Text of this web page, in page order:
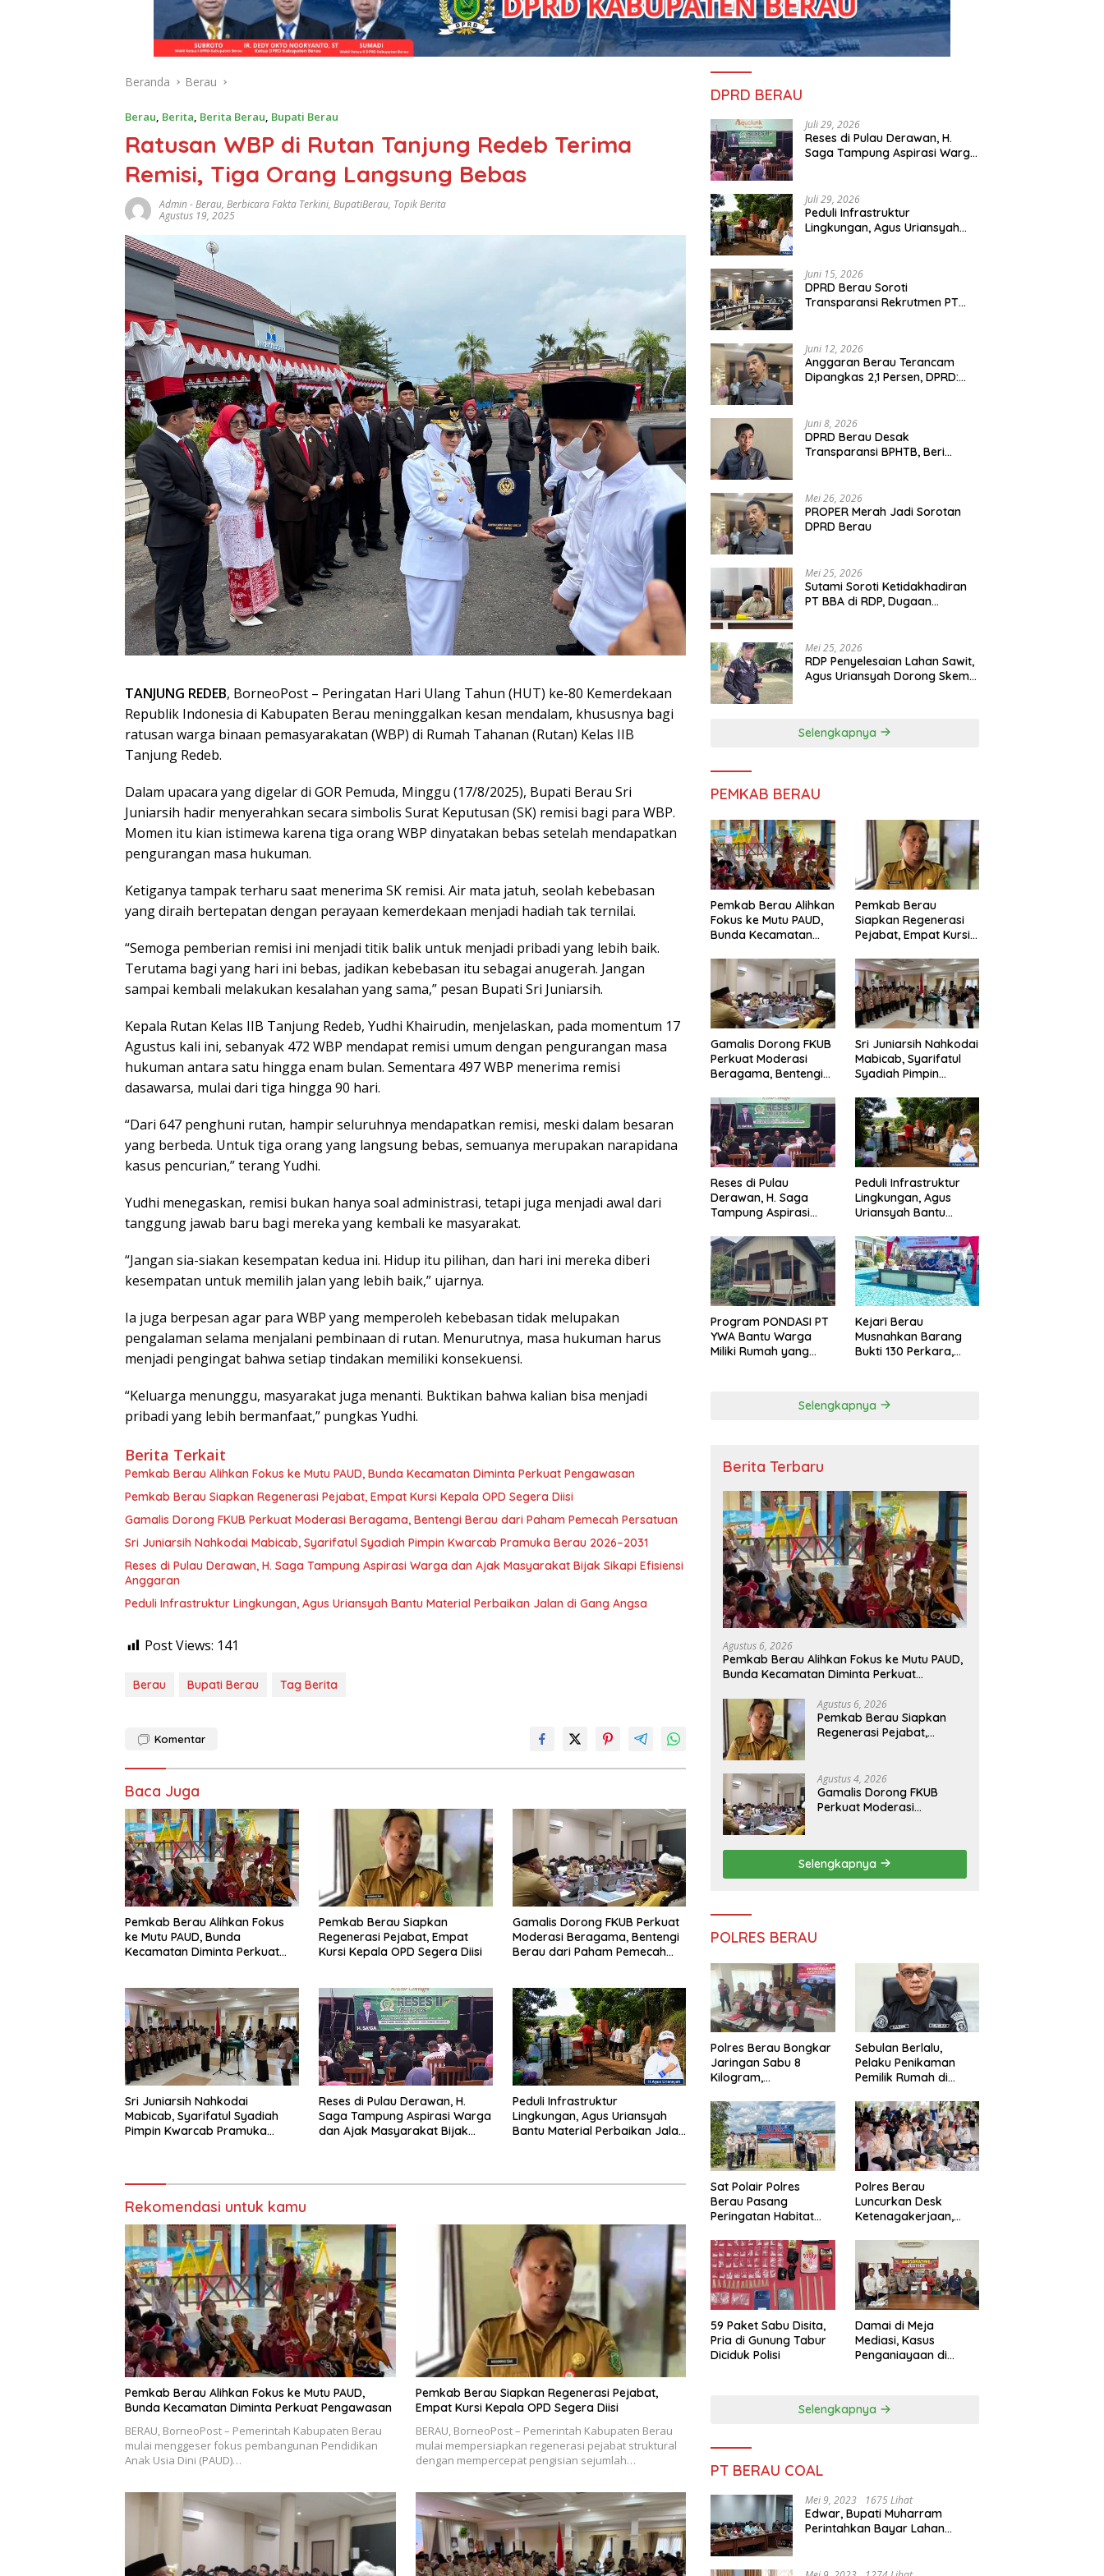
Beranda Berau
Berau, Berita, Berita Berau, Bupati Berau
Ratusan WBP di Rutan Tanjung Redeb Terima
Remisi, Tiga Orang Langsung Bebas
Admin-Berau, Berbicara Fakta Terkini, BupatiBerau, Topik Berita
Agustus 19, 2025
TANJUNG REDEB, BorneoPost – Peringatan Hari Ulang Tahun (HUT) ke-80 Kemerdekaan
Republik Indonesia di Kabupaten Berau meninggalkan kesan mendalam, khususnya bagi
ratusan warga binaan pemasyarakatan (WBP) di Rumah Tahanan (Rutan) Kelas IIB
Tanjung Redeb.
Dalam upacara yang digelar di GOR Pemuda, Minggu (17/8/2025), Bupati Berau Sri
Juniarsih hadir menyerahkan secara simbolis Surat Keputusan (SK) remisi bagi para WBP.
Momen itu kian istimewa karena tiga orang WBP dinyatakan bebas setelah mendapatkan
pengurangan masa hukuman.
Ketiganya tampak terharu saat menerima SK remisi. Air mata jatuh, seolah kebebasan
yang diraih bertepatan dengan perayaan kemerdekaan menjadi hadiah tak ternilai.
“Semoga pemberian remisi ini menjadi titik balik untuk menjadi pribadi yang lebih baik.
Terutama bagi yang hari ini bebas, jadikan kebebasan itu sebagai anugerah. Jangan
sampai kembali melakukan kesalahan yang sama,” pesan Bupati Sri Juniarsih.
Kepala Rutan Kelas IIB Tanjung Redeb, Yudhi Khairudin, menjelaskan, pada momentum 17
Agustus kali ini, sebanyak 472 WBP mendapat remisi umum dengan pengurangan masa
hukuman antara satu hingga enam bulan. Sementara 497 WBP menerima remisi
dasawarsa, mulai dari tiga hingga 90 hari.
“Dari 647 penghuni rutan, hampir seluruhnya mendapatkan remisi, meski dalam besaran
yang berbeda. Untuk tiga orang yang langsung bebas, semuanya merupakan narapidana
kasus pencurian,” terang Yudhi.
Yudhi menegaskan, remisi bukan hanya soal administrasi, tetapi juga menjadi awal dari
tanggung jawab baru bagi mereka yang kembali ke masyarakat.
“Jangan sia-siakan kesempatan kedua ini. Hidup itu pilihan, dan hari ini mereka diberi
kesempatan untuk memilih jalan yang lebih baik,” ujarnya.
Ia juga berpesan agar para WBP yang memperoleh kebebasan tidak melupakan
pengalaman selama menjalani pembinaan di rutan. Menurutnya, masa hukuman harus
menjadi pengingat bahwa setiap tindakan memiliki konsekuensi.
“Keluarga menunggu, masyarakat juga menanti. Buktikan bahwa kalian bisa menjadi
pribadi yang lebih bermanfaat,” pungkas Yudhi.
Berita Terkait
Pemkab Berau Alihkan Fokus ke Mutu PAUD, Bunda Kecamatan Diminta Perkuat Pengawasan
Pemkab Berau Siapkan Regenerasi Pejabat, Empat Kursi Kepala OPD Segera Diisi
Gamalis Dorong FKUB Perkuat Moderasi Beragama, Bentengi Berau dari Paham Pemecah Persatuan
Sri Juniarsih Nahkodai Mabicab, Syarifatul Syadiah Pimpin Kwarcab Pramuka Berau 2026–2031
Reses di Pulau Derawan, H. Saga Tampung Aspirasi Warga dan Ajak Masyarakat Bijak Sikapi Efisiensi
Anggaran
Peduli Infrastruktur Lingkungan, Agus Uriansyah Bantu Material Perbaikan Jalan di Gang Angsa
Post Views: 141
Berau Bupati Berau Tag Berita
Komentar
Baca Juga
Pemkab Berau Alihkan Fokus
ke Mutu PAUD, Bunda
Kecamatan Diminta Perkuat
Pemkab Berau Siapkan
Regenerasi Pejabat, Empat
Kursi Kepala OPD Segera Diisi
Gamalis Dorong FKUB Perkuat
Moderasi Beragama, Bentengi
Berau dari Paham Pemecah
Sri Juniarsih Nahkodai
Mabicab, Syarifatul Syadiah
Pimpin Kwarcab Pramuka
Reses di Pulau Derawan, H.
Saga Tampung Aspirasi Warga
dan Ajak Masyarakat Bijak
Peduli Infrastruktur
Lingkungan, Agus Uriansyah
Bantu Material Perbaikan Jalan
Rekomendasi untuk kamu
Pemkab Berau Alihkan Fokus ke Mutu PAUD,
Bunda Kecamatan Diminta Perkuat Pengawasan
BERAU, BorneoPost – Pemerintah Kabupaten Berau
mulai menggeser fokus pembangunan Pendidikan
Anak Usia Dini (PAUD)…
Pemkab Berau Siapkan Regenerasi Pejabat,
Empat Kursi Kepala OPD Segera Diisi
BERAU, BorneoPost – Pemerintah Kabupaten Berau
mulai mempersiapkan regenerasi pejabat struktural
dengan mempercepat pengisian sejumlah…
DPRD BERAU
Juli 29, 2026
Reses di Pulau Derawan, H.
Saga Tampung Aspirasi Warga
Juli 29, 2026
Peduli Infrastruktur
Lingkungan, Agus Uriansyah
Juni 15, 2026
DPRD Berau Soroti
Transparansi Rekrutmen PT
Juni 12, 2026
Anggaran Berau Terancam
Dipangkas 2,1 Persen, DPRD:
Juni 8, 2026
DPRD Berau Desak
Transparansi BPHTB, Beri
Mei 26, 2026
PROPER Merah Jadi Sorotan
DPRD Berau
Mei 25, 2026
Sutami Soroti Ketidakhadiran
PT BBA di RDP, Dugaan
Mei 25, 2026
RDP Penyelesaian Lahan Sawit,
Agus Uriansyah Dorong Skema
Selengkapnya
PEMKAB BERAU
Pemkab Berau Alihkan
Fokus ke Mutu PAUD,
Bunda Kecamatan
Pengawasan
Pemkab Berau
Siapkan Regenerasi
Pejabat, Empat Kursi
Diisi
Gamalis Dorong FKUB
Perkuat Moderasi
Beragama, Bentengi
Pemecah Persatuan
Sri Juniarsih Nahkodai
Mabicab, Syarifatul
Syadiah Pimpin
Berau 2026–2031
Reses di Pulau
Derawan, H. Saga
Tampung Aspirasi
Masyarakat Bijak
Sikapi Efisiensi
Anggaran
Peduli Infrastruktur
Lingkungan, Agus
Uriansyah Bantu
Jalan di Gang Angsa
Program PONDASI PT
YWA Bantu Warga
Miliki Rumah yang
Kejari Berau
Musnahkan Barang
Bukti 130 Perkara,
Selengkapnya
Berita Terbaru
Agustus 6, 2026
Pemkab Berau Alihkan Fokus ke Mutu PAUD,
Bunda Kecamatan Diminta Perkuat
Agustus 6, 2026
Pemkab Berau Siapkan
Regenerasi Pejabat,
Agustus 4, 2026
Gamalis Dorong FKUB
Perkuat Moderasi
Persatuan
Selengkapnya
POLRES BERAU
Polres Berau Bongkar
Jaringan Sabu 8
Kilogram,
dari Dalam Lapas
Tarakan
Sebulan Berlalu,
Pelaku Penikaman
Pemilik Rumah di
Diburu Polisi
Sat Polair Polres
Berau Pasang
Peringatan Habitat
Polres Berau
Luncurkan Desk
Ketenagakerjaan,
Didorong Tuntas
Lewat Mediasi
59 Paket Sabu Disita,
Pria di Gunung Tabur
Diciduk Polisi
Damai di Meja
Mediasi, Kasus
Penganiayaan di
Selengkapnya
PT BERAU COAL
Mei 9, 2023 1675 Lihat
Edwar, Bupati Muharram
Perintahkan Bayar Lahan